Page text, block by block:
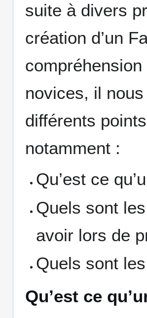
suite à divers
création d’un
novices, il
différents
notamment :
Qu’est ce
Quels sont
avoir lors de
Quels sont
Qu’est ce